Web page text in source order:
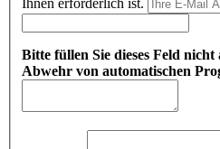
Ihnen erforderlich ist.
Bitte füllen Sie dieses Feld
Abwehr von automatischen